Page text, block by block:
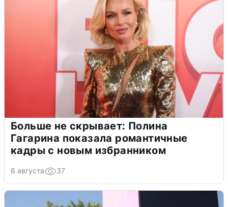
Больше не скрывает: Полина
Гагарина показала романтичные
кадры с новым избранником
6 августа 37